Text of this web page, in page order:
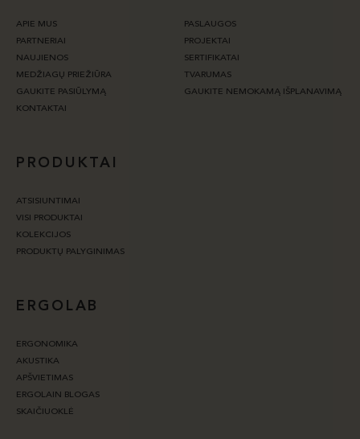
APIE MUS
PASLAUGOS
PARTNERIAI
PROJEKTAI
NAUJIENOS
SERTIFIKATAI
MEDŽIAGŲ PRIEŽIŪRA
TVARUMAS
GAUKITE PASIŪLYMĄ
GAUKITE NEMOKAMĄ IŠPLANAVIMĄ
KONTAKTAI
PRODUKTAI
ATSISIUNTIMAI
VISI PRODUKTAI
KOLEKCIJOS
PRODUKTŲ PALYGINIMAS
ERGOLAB
ERGONOMIKA
AKUSTIKA
APŠVIETIMAS
ERGOLAIN BLOGAS
SKAIČIUOKLĖ